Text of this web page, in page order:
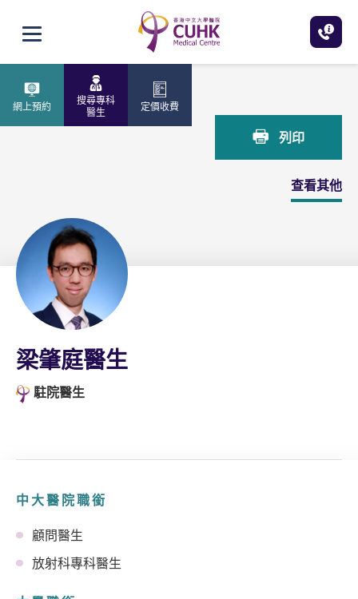
打開選單
網上預約
搜尋專科
醫生
定價收費
主頁 梁肇庭醫生
列印
查看其他
梁肇庭醫生
駐院醫生
中大醫院職銜
顧問醫生
放射科專科醫生